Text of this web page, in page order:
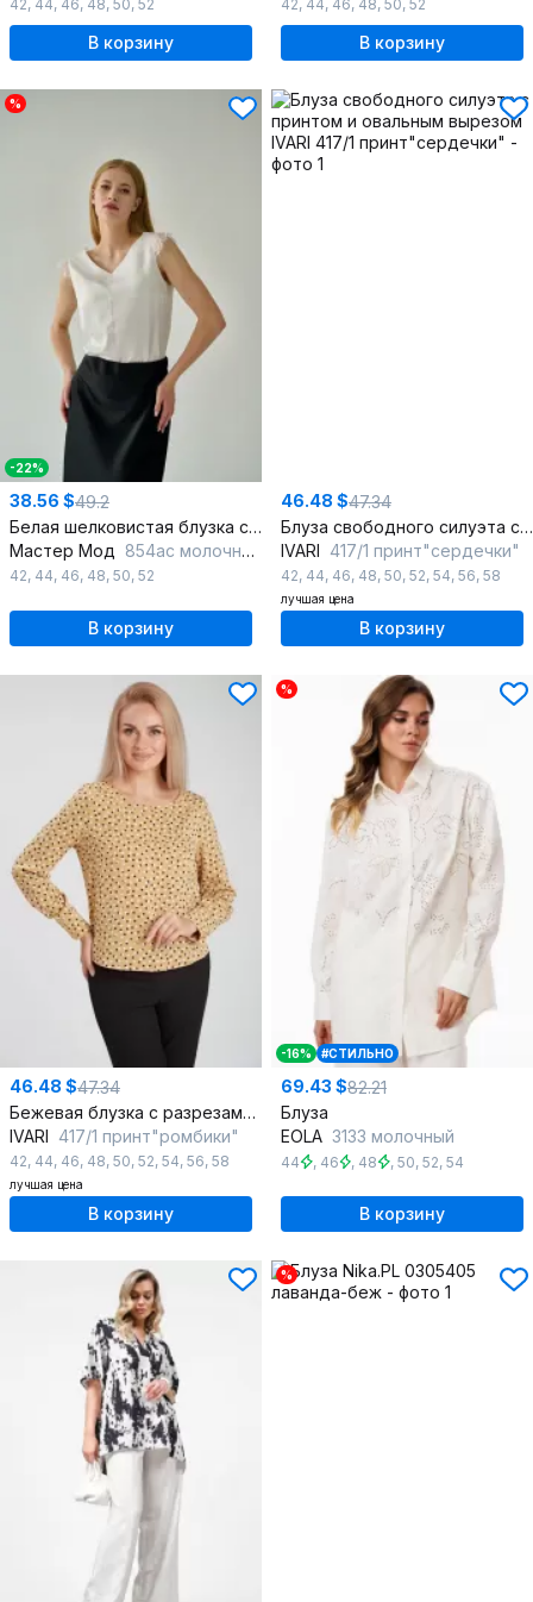
42, 44, 46, 48, 50, 52
В корзину
42, 44, 46, 48, 50, 52
В корзину
%
-22%
38.56 $49.2
Белая шелковистая блузка с кружевом и комфортным прямым кроем
Мастер Мод 854ас молочный
42, 44, 46, 48, 50, 52
В корзину
46.48 $47.34
Блуза свободного силуэта с принтом и овальным вырезом
IVARI 417/1 принт"сердечки"
42, 44, 46, 48, 50, 52, 54, 56, 58
лучшая цена
В корзину
46.48 $47.34
Бежевая блузка с разрезами и складками из легкой ткани
IVARI 417/1 принт"ромбики"
42, 44, 46, 48, 50, 52, 54, 56, 58
лучшая цена
В корзину
%
-16% #СТИЛЬНО
69.43 $82.21
Блуза
EOLA 3133 молочный
44 , 46 , 48 , 50, 52, 54
В корзину
%